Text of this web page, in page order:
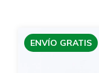
ENVÍO GRATIS